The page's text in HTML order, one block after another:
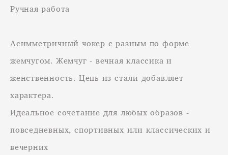
Ручная работа
Асимметричный чокер с разным по форме
жемчугом. Жемчуг - вечная классика и
женственность. Цепь из стали добавляет
характера.
Идеальное сочетание для любых образов -
повседневных, спортивных или классических и
вечерних